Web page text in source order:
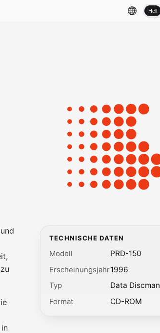
Hell
TECHNISCHE DATEN
Modell
PRD-150
Erscheinungsjahr1996
Typ
Data Discman
Format
CD-ROM